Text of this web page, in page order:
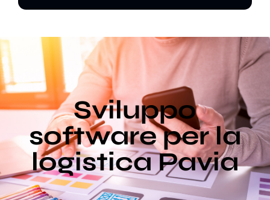
Soluzioni
Chi Siamo
Portfolio
Blog
Sviluppo
software per la
logistica Pavia